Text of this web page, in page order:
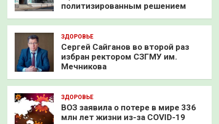
политизированным решением
ЗДОРОВЬЕ
Сергей Сайганов во второй раз
избран ректором СЗГМУ им.
Мечникова
ЗДОРОВЬЕ
ВОЗ заявила о потере в мире 336
млн лет жизни из-за COVID-19